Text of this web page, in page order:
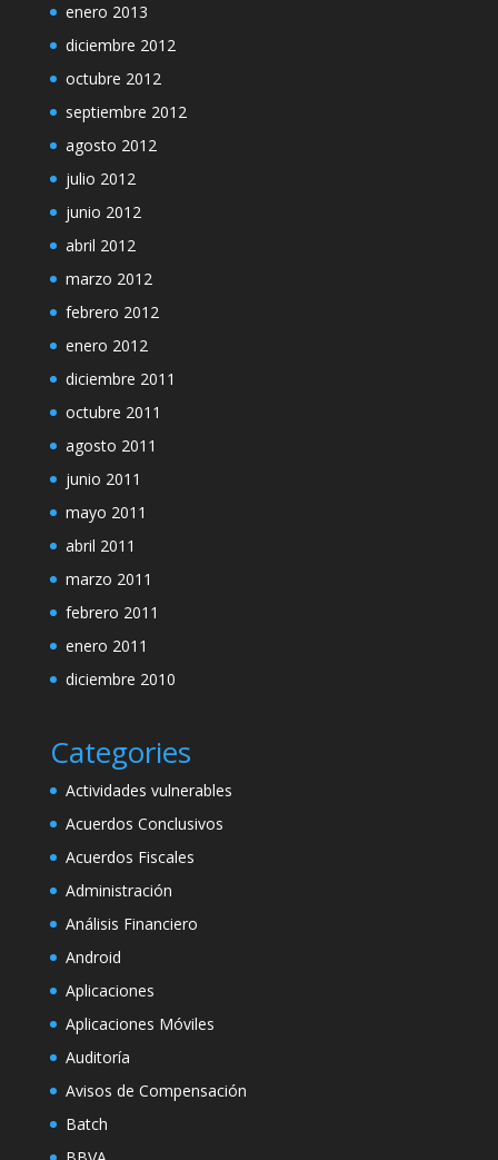
enero 2013
diciembre 2012
octubre 2012
septiembre 2012
agosto 2012
julio 2012
junio 2012
abril 2012
marzo 2012
febrero 2012
enero 2012
diciembre 2011
octubre 2011
agosto 2011
junio 2011
mayo 2011
abril 2011
marzo 2011
febrero 2011
enero 2011
diciembre 2010
Categories
Actividades vulnerables
Acuerdos Conclusivos
Acuerdos Fiscales
Administración
Análisis Financiero
Android
Aplicaciones
Aplicaciones Móviles
Auditoría
Avisos de Compensación
Batch